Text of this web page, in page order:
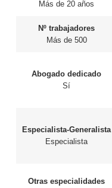
Más de 20 años
Nº trabajadores
Más de 500
Abogado dedicado
Sí
Especialista-Generalista
Especialista
Otras especialidades